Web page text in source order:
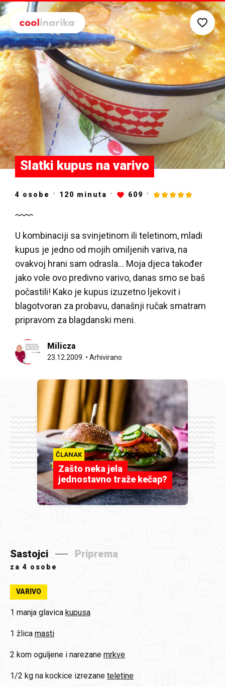
Preskoči na glavni sadržaj
Slatki kupus na varivo
4 osobe 120 minuta 609
U kombinaciji sa svinjetinom ili teletinom, mladi
kupus je jedno od mojih omiljenih variva, na
ovakvoj hrani sam odrasla… Moja djeca također
jako vole ovo predivno varivo, danas smo se baš
počastili! Kako je kupus izuzetno ljekovit i
blagotvoran za probavu, današnji ručak smatram
pripravom za blagdanski meni.
Milicza
23.12.2009. • Arhivirano
ČLANAK
Zašto neka jela
jednostavno traže kečap?
Sastojci Priprema
za 4 osobe
VARIVO
1 manja glavica kupusa
1 žlica masti
2 kom oguljene i narezane mrkve
1/2 kg na kockice izrezane teletine